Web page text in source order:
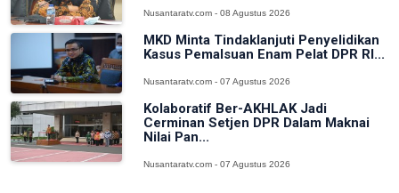
Nusantaratv.com - 08 Agustus 2026
MKD Minta Tindaklanjuti Penyelidikan
Kasus Pemalsuan Enam Pelat DPR RI...
Nusantaratv.com - 07 Agustus 2026
Kolaboratif Ber-AKHLAK Jadi
Cerminan Setjen DPR Dalam Maknai
Nilai Pan...
Nusantaratv.com - 07 Agustus 2026